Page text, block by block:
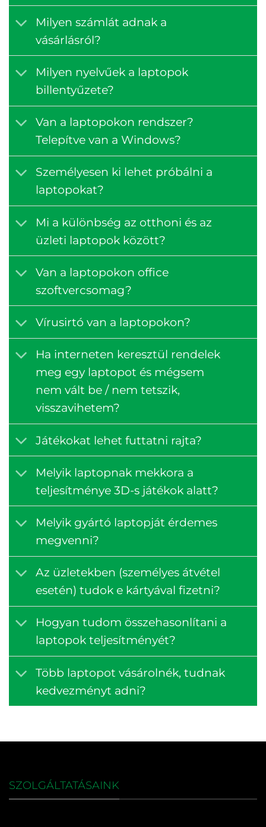
Milyen számlát adnak a
vásárlásról?
Milyen nyelvűek a laptopok
billentyűzete?
Van a laptopokon rendszer?
Telepítve van a Windows?
Személyesen ki lehet próbálni a
laptopokat?
Mi a különbség az otthoni és az
üzleti laptopok között?
Van a laptopokon office
szoftvercsomag?
Vírusirtó van a laptopokon?
Ha interneten keresztül rendelek
meg egy laptopot és mégsem
nem vált be / nem tetszik,
visszavihetem?
Játékokat lehet futtatni rajta?
Melyik laptopnak mekkora a
teljesítménye 3D-s játékok alatt?
Melyik gyártó laptopját érdemes
megvenni?
Az üzletekben (személyes átvétel
esetén) tudok e kártyával fizetni?
Hogyan tudom összehasonlítani a
laptopok teljesítményét?
Több laptopot vásárolnék, tudnak
kedvezményt adni?
SZOLGÁLTATÁSAINK